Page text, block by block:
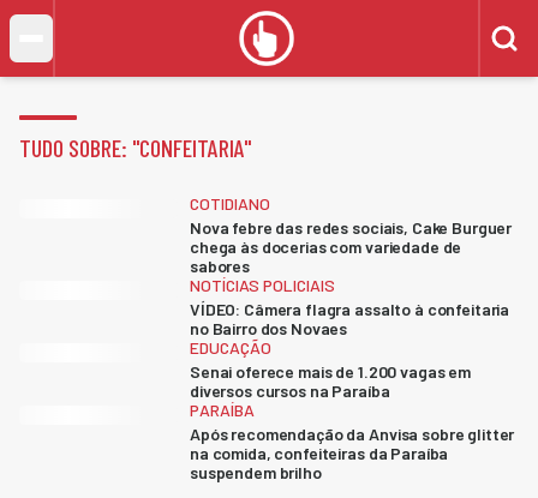
TUDO SOBRE: "CONFEITARIA"
COTIDIANO
Nova febre das redes sociais, Cake Burguer
chega às docerias com variedade de
sabores
NOTÍCIAS POLICIAIS
VÍDEO: Câmera flagra assalto à confeitaria
no Bairro dos Novaes
EDUCAÇÃO
Senai oferece mais de 1.200 vagas em
diversos cursos na Paraíba
PARAÍBA
Após recomendação da Anvisa sobre glitter
na comida, confeiteiras da Paraíba
suspendem brilho